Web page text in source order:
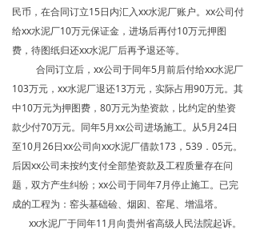
民币，在合同订立15日内汇入xx水泥厂账户。xx公司付
给xx水泥厂10万元保证金，进场后再付10万元押图
费，待图纸归还xx水泥厂后再予退还等。
合同订立后，xx公司于同年5月前后付给xx水泥厂
103万元，xx水泥厂退还13万元，实际占用90万元。其
中10万元为押图费，80万元为垫资款，比约定的垫资
款少付70万元。同年5月xx公司进场施工。从5月24日
至10月26日xx公司向xx水泥厂借款173，539．05元。
后因xx公司未按约支付全部垫资款及工程质量存在问
题，双方产生纠纷；xx公司于同年7月停止施工。已完
成的工程为：窑头基础硷、烟囱、窑尾、增温塔。
xx水泥厂于同年11月向贵州省高级人民法院起诉。